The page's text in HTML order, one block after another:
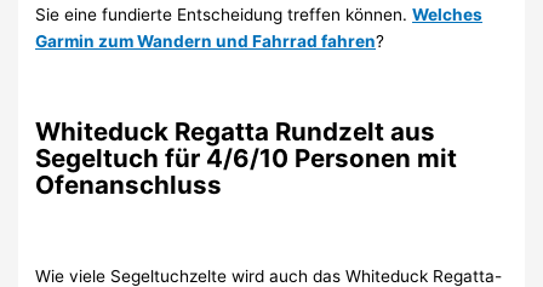
Sie eine fundierte Entscheidung treffen können.Welches
Garmin zum Wandern und Fahrrad fahren?
Whiteduck Regatta Rundzelt aus
Segeltuch für 4/6/10 Personen mit
Ofenanschluss
Wie viele Segeltuchzelte wird auch das Whiteduck Regatta-